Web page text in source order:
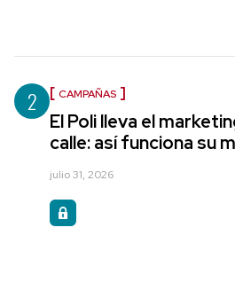
2 CAMPAÑAS
El Poli lleva el
calle: así funciona su
julio 31, 2026